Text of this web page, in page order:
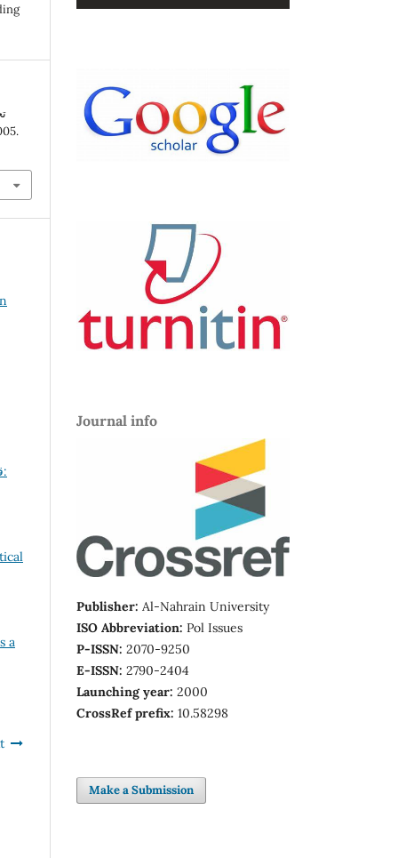
2005 وآليات.
a
Journal info
Publisher: Al-Nahrain University
ISO Abbreviation: Pol Issues
P-ISSN: 2070-9250
E-ISSN: 2790-2404
Launching year: 2000
CrossRef prefix: 10.58298
Make a Submission